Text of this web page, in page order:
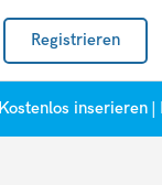
Registrieren
Kostenlos inserieren